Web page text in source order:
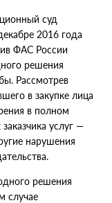
суд
2016 года
ФАС России
решения
Рассмотрев
в закупке лица
в полном
услуг —
нарушения
решения
случае